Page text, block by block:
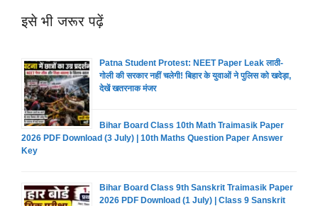
इसे भी जरूर पढ़ें
Patna Student Protest: NEET Paper Leak लाठी-
गोली की सरकार नहीं चलेगी! बिहार के युवाओं ने पुलिस को खदेड़ा,
देखें खतरनाक मंजर
Bihar Board Class 10th Math Traimasik Paper
2026 PDF Download (3 July) | 10th Maths Question Paper Answer
Key
Bihar Board Class 9th Sanskrit Traimasik Paper
2026 PDF Download (1 July) | Class 9 Sanskrit